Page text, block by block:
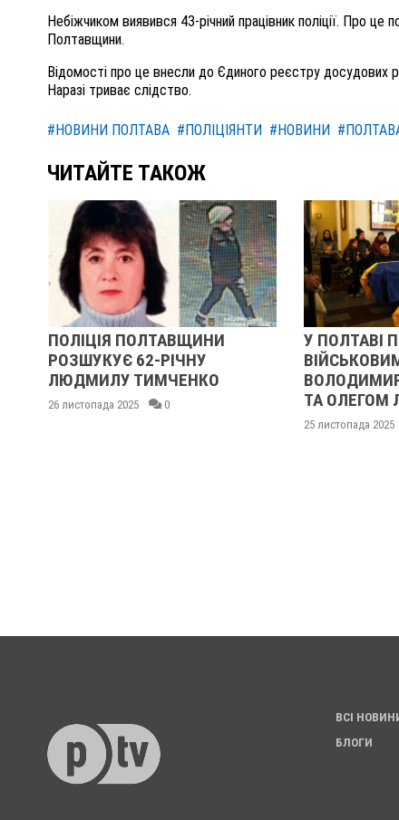
Небіжчиком виявився 43-річний працівник поліції. Про це
Полтавщини.
Відомості про це внесли до Єдиного реєстру досудових
Наразі триває слідство.
#НОВИНИ ПОЛТАВА #ПОЛІЦІЯНТИ #НОВИНИ
ЧИТАЙТЕ ТАКОЖ
ПОЛІЦІЯ ПОЛТАВЩИНИ
РОЗШУКУЄ 62-РІЧНУ
ЛЮДМИЛУ ТИМЧЕНКО
26 листопада 2025 0
У ПОЛТАВІ
ТА ОЛЕГОМ
25 листопада 2025
ВСІ
БЛОГИ